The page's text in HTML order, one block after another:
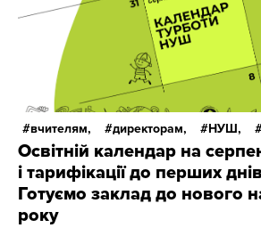
вчителям, директорам, НУШ,
Освітній календар на
і тарифікації до перших
Готуємо заклад до нового
року